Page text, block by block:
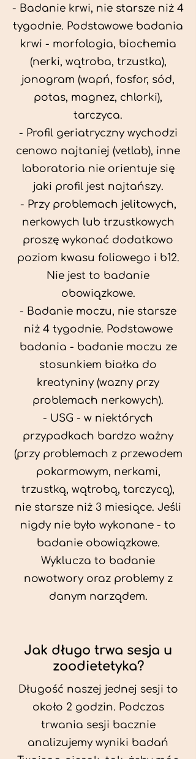
- Badanie krwi, nie starsze niż 4
tygodnie. Podstawowe badania
krwi - morfologia, biochemia
(nerki, wątroba, trzustka),
jonogram (wapń, fosfor, sód,
potas, magnez, chlorki),
tarczyca.
- Profil geriatryczny wychodzi
cenowo najtaniej (vetlab), inne
laboratoria nie orientuje się
jaki profil jest najtańszy.
- Przy problemach jelitowych,
nerkowych lub trzustkowych
proszę wykonać dodatkowo
poziom kwasu foliowego i b12.
Nie jest to badanie
obowiązkowe.
- Badanie moczu, nie starsze
niż 4 tygodnie. Podstawowe
badania - badanie moczu ze
stosunkiem białka do
kreatyniny (wazny przy
problemach nerkowych).
- USG - w niektórych
przypadkach bardzo ważny
(przy problemach z przewodem
pokarmowym, nerkami,
trzustką, wątrobą, tarczycą),
nie starsze niż 3 miesiące. Jeśli
nigdy nie było wykonane - to
badanie obowiązkowe.
Wyklucza to badanie
nowotwory oraz problemy z
danym narządem.
Jak długo trwa sesja u
zoodietetyka?
Długość naszej jednej sesji to
około 2 godzin. Podczas
trwania sesji bacznie
analizujemy wyniki badań